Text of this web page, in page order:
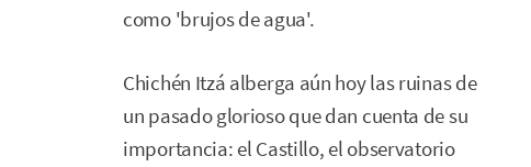
como 'brujos de agua'.
Chichén Itzá alberga aún hoy las ruinas de
un pasado glorioso que dan cuenta de su
importancia: el Castillo, el observatorio